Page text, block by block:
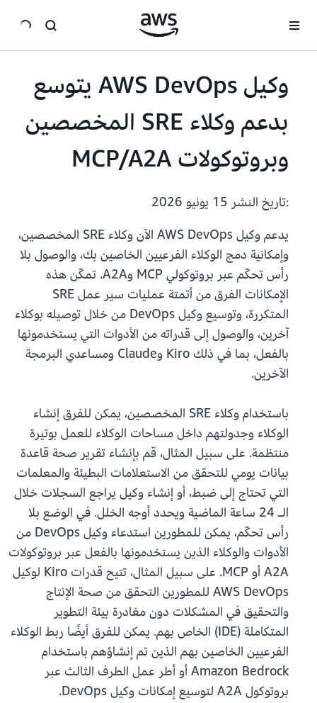
وكيل AWS DevOps يتوسع
بدعم وكلاء SRE المخصصين
وبروتوكولات MCP/A2A
:تاريخ النشر
يدعم وكيل AWS DevOps الآن وكلاء SRE المخصصين،
وإمكانية دمج الوكلاء الفرعيين الخاصين بك، والوصول بلا
رأس تحكّم عبر بروتوكولي MCP وA2A. تمكّن هذه
الإمكانات الفرق من أتمتة عمليات سير عمل SRE
المتكررة، وتوسيع وكيل DevOps من خلال توصيله بوكلاء
آخرين، والوصول إلى قدراته من الأدوات التي يستخدمونها
بالفعل، بما في ذلك Kiro وClaude ومساعدي البرمجة
الآخرين.
باستخدام وكلاء SRE المخصصين، يمكن للفرق إنشاء
الوكلاء وجدولتهم داخل مساحات الوكلاء للعمل بوتيرة
منتظمة. على سبيل المثال، قم بإنشاء تقرير صحة قاعدة
بيانات يومي للتحقق من الاستعلامات البطيئة والمعلمات
التي تحتاج إلى ضبط، أو إنشاء وكيل يراجع السجلات خلال
الـ 24 ساعة الماضية ويحدد أوجه الخلل. في الوضع بلا
رأس تحكّم، يمكن للمطورين استدعاء وكيل DevOps من
الأدوات والوكلاء الذين يستخدمونها بالفعل عبر بروتوكولات
A2A أو MCP. على سبيل المثال، تتيح قدرات Kiro لوكيل
AWS DevOps للمطورين التحقق من صحة الإنتاج
والتحقيق في المشكلات دون مغادرة بيئة التطوير
المتكاملة (IDE) الخاص بهم. يمكن للفرق أيضًا ربط الوكلاء
الفرعيين الخاصين بهم الذين تم إنشاؤهم باستخدام
Amazon Bedrock أو أطر عمل الطرف الثالث عبر
بروتوكول A2A لتوسيع إمكانات وكيل DevOps.